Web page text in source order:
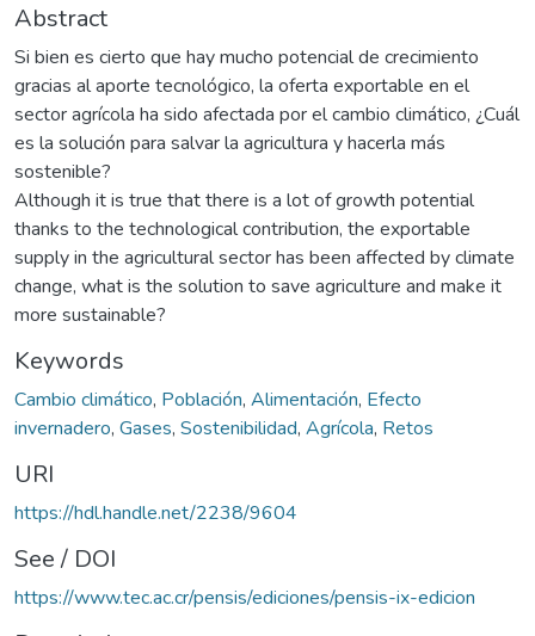
Abstract
Si bien es cierto que hay mucho potencial de crecimiento
gracias al aporte tecnológico, la oferta exportable en el
sector agrícola ha sido afectada por el cambio climático, ¿Cuál
es la solución para salvar la agricultura y hacerla más
sostenible?
Although it is true that there is a lot of growth potential
thanks to the technological contribution, the exportable
supply in the agricultural sector has been affected by climate
change, what is the solution to save agriculture and make it
more sustainable?
Keywords
Cambio climático, Población, Alimentación, Efecto
invernadero, Gases, Sostenibilidad, Agrícola, Retos
URI
https://hdl.handle.net/2238/9604
See / DOI
https://www.tec.ac.cr/pensis/ediciones/pensis-ix-edicion